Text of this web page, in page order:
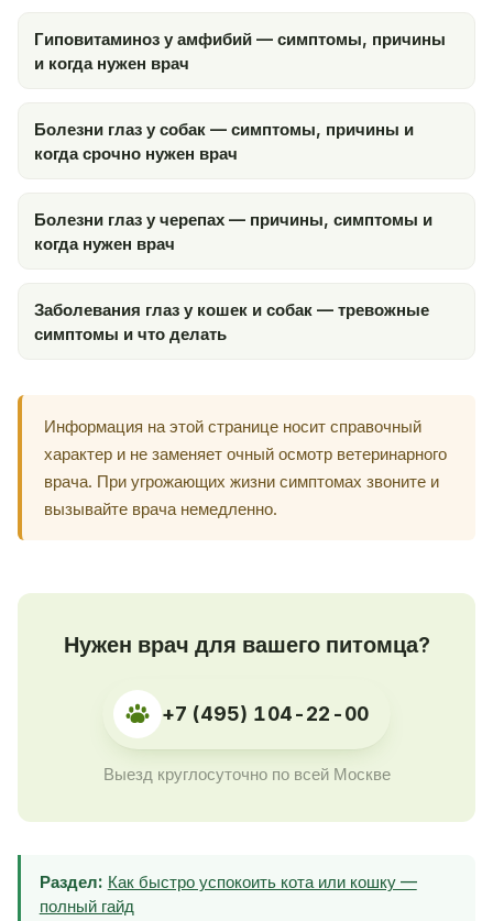
Гиповитаминоз у амфибий — симптомы, причины
и когда нужен врач
Болезни глаз у собак — симптомы, причины и
когда срочно нужен врач
Болезни глаз у черепах — причины, симптомы и
когда нужен врач
Заболевания глаз у кошек и собак — тревожные
симптомы и что делать
Информация на этой странице носит справочный
характер и не заменяет очный осмотр ветеринарного
врача. При угрожающих жизни симптомах звоните и
вызывайте врача немедленно.
Нужен врач для вашего питомца?
+7 (495) 104-22-00
Выезд круглосуточно по всей Москве
Раздел: Как быстро успокоить кота или кошку —
полный гайд